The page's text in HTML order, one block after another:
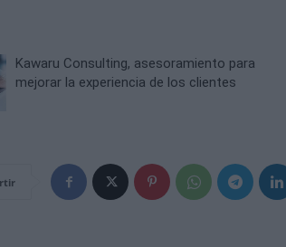
Kawaru Consulting, asesoramiento para
mejorar la experiencia de los clientes